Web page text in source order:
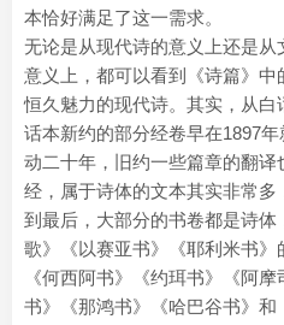
本恰好满足了这一需求。
无论是从现代诗的意义上还是
意义上，都可以看到《诗篇》
恒久魅力的现代诗。其实，从
话本新约的部分经卷早在1897
动二十年，旧约一些篇章的翻译
经，属于诗体的文本其实非常
到最后，大部分的书卷都是诗
歌》《以赛亚书》《耶利米书》
《何西阿书》《约珥书》《阿
书》《那鸿书》《哈巴谷书》